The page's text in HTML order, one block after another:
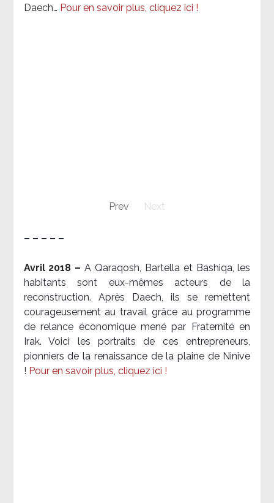
Daech… Pour en savoir plus, cliquez ici !
Prev Next
– – – – –
Avril 2018 –A Qaraqosh, Bartella et Bashiqa, les
habitants sont eux-mêmes acteurs de la
reconstruction. Après Daech, ils se remettent
courageusement au travail grâce au programme
de relance économique mené par Fraternité en
Irak. Voici les portraits de ces entrepreneurs,
pionniers de la renaissance de la plaine de Ninive
! Pour en savoir plus, cliquez ici !